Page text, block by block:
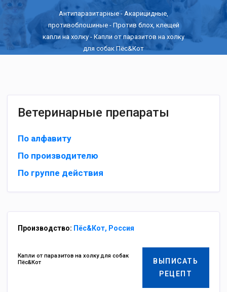
Антипаразитарные - Акарицидные,
противоблошиные- Против блох, клещей
капли на холку - Капли от паразитов на холку
для собак Пёс&Кот
Ветеринарные препараты
По алфавиту
По производителю
По группе действия
Производство: Пёс&Кот, Россия
ВЫПИСАТЬ
РЕЦЕПТ
Капли от паразитов на холку для собак
Пёс&Кот